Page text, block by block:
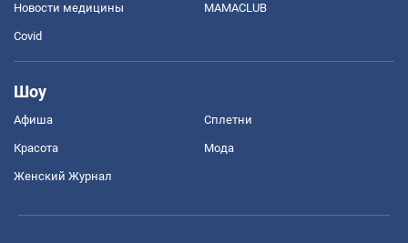
Новости медицины MAMACLUB
Covid
Шоу
Афиша Сплетни
Красота Мода
Женский Журнал